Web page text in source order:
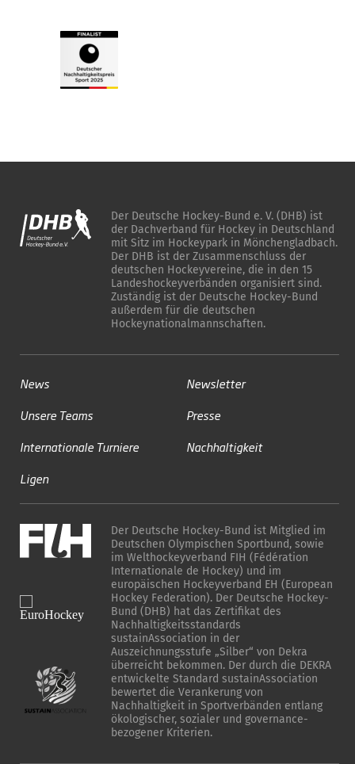
Der Deutsche Hockey-Bund e. V. (DHB) ist
der Dachverband für Hockey in Deutschland
mit Sitz im Hockeypark in Mönchengladbach.
Der DHB ist der Zusammenschluss der
deutschen Hockeyvereine, die in den 15
Landeshockeyverbänden organisiert sind.
Zuständig ist der Deutsche Hockey-Bund
außerdem für die deutschen
Hockeynationalmannschaften.
News
Unsere Teams
Internationale Turniere
Ligen
Newsletter
Presse
Nachhaltigkeit
Der Deutsche Hockey-Bund ist Mitglied im
Deutschen Olympischen Sportbund, sowie
im Welthockeyverband FIH (Fédération
Internationale de Hockey) und im
europäischen Hockeyverband EH (European
Hockey Federation). Der Deutsche Hockey-
Bund (DHB) hat das Zertifikat des
Nachhaltigkeitsstandards
sustainAssociation in der
Auszeichnungsstufe „Silber“ von Dekra
überreicht bekommen. Der durch die DEKRA
entwickelte Standard sustainAssociation
bewertet die Verankerung von
Nachhaltigkeit in Sportverbänden entlang
ökologischer, sozialer und governance-
bezogener Kriterien.